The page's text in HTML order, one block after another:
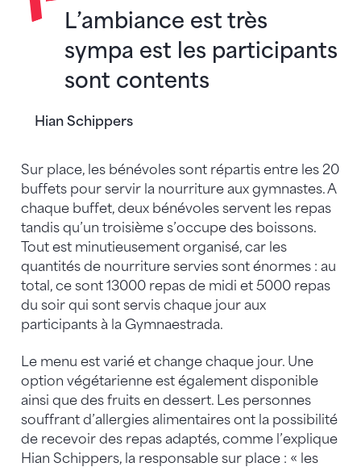
Hian Schippers
L’ambiance est très
sympa est les participants
sont contents
Sur place, les bénévoles sont répartis entre les 20
buffets pour servir la nourriture aux gymnastes. A
chaque buffet, deux bénévoles servent les repas
tandis qu’un troisième s’occupe des boissons.
Tout est minutieusement organisé, car les
quantités de nourriture servies sont énormes : au
total, ce sont 13000 repas de midi et 5000 repas
du soir qui sont servis chaque jour aux
participants à la Gymnaestrada.
Le menu est varié et change chaque jour. Une
option végétarienne est également disponible
ainsi que des fruits en dessert. Les personnes
souffrant d’allergies alimentaires ont la possibilité
de recevoir des repas adaptés, comme l’explique
Hian Schippers, la responsable sur place : « les